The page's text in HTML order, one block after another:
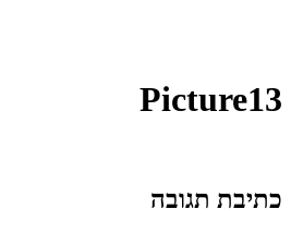
Picture13
כתיבת תגובה